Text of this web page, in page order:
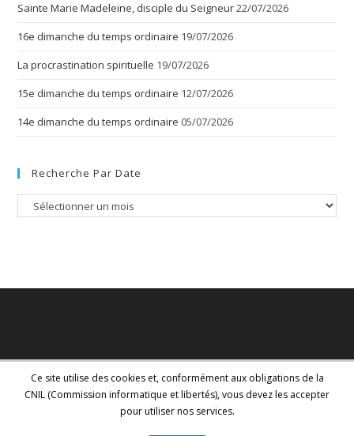
Sainte Marie Madeleine, disciple du Seigneur22/07/2026
16e dimanche du temps ordinaire 19/07/2026
La procrastination spirituelle 19/07/2026
15e dimanche du temps ordinaire 12/07/2026
14e dimanche du temps ordinaire 05/07/2026
Recherche Par Date
Recherche
Ce site utilise des cookies et, conformément aux obligations de la
CNIL (Commission informatique et libertés), vous devez les accepter
pour utiliser nos services.